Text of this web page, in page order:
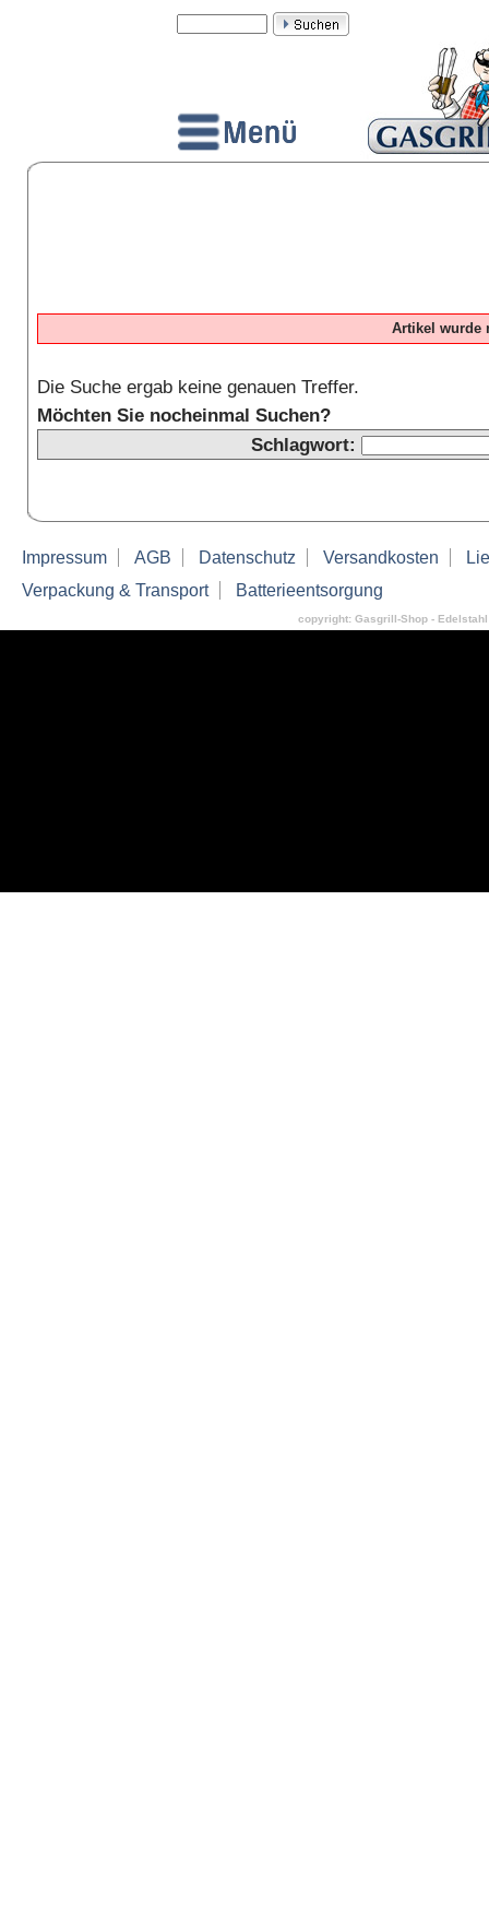
Artikel wurde
Die Suche ergab keine genauen Treffer.
Möchten Sie nocheinmal Suchen?
Schlagwort:
Impressum AGB Datenschutz Versandkosten
Verpackung & Transport
Batterieentsorgung
copyright: Gasgrill-Shop -